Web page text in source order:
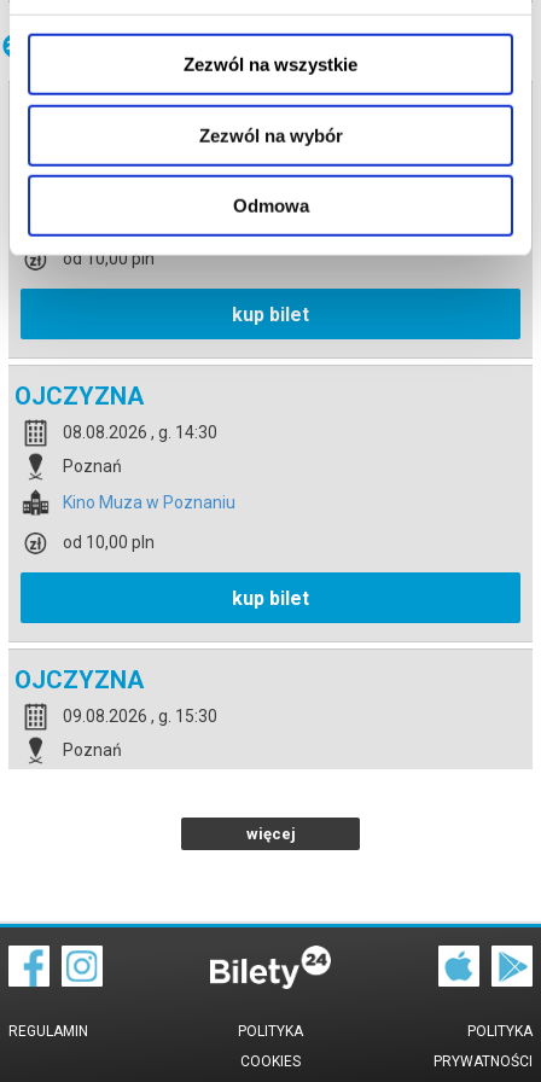
Zezwól na wszystkie
Zezwól na wybór
Odmowa
Inne terminy
OJCZYZNA
08.08.2026 , g. 13:00
Poznań
od 10,00 pln
kup bilet
OJCZYZNA
08.08.2026 , g. 14:30
Poznań
Kino Muza w Poznaniu
od 10,00 pln
kup bilet
OJCZYZNA
09.08.2026 , g. 15:30
Poznań
OJCZYZNA
Poznań
więcej
REGULAMIN
POLITYKA
PRYWATNOŚCI
POLITYKA
COOKIES